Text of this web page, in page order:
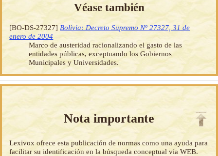
Véase también
[BO-DS-27327] Bolivia: Decreto Supremo Nº 27327, 31 de
enero de 2004
Marco de austeridad racionalizando el gasto de las
entidades públicas, exceptuando los Gobiernos
Municipales y Universidades.
Nota importante
Lexivox ofrece esta publicación de normas como una ayuda para
facilitar su identificación en la búsqueda conceptual vía WEB.